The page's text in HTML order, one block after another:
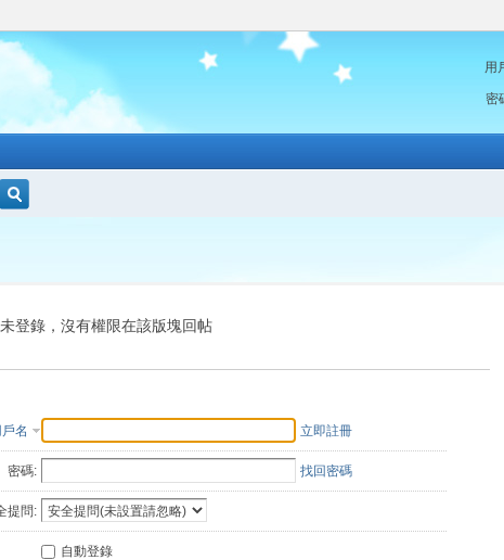
用
密
索登錄，沒有權限在該版塊回帖
名 立即註冊
密碼: 找回密碼
提問:
自動登錄